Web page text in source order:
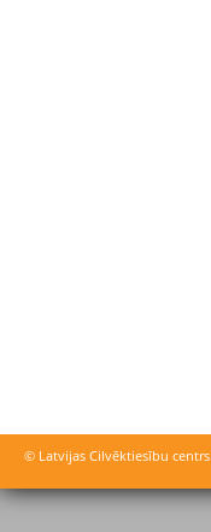
© Latvijas Cilvēktiesību centrs